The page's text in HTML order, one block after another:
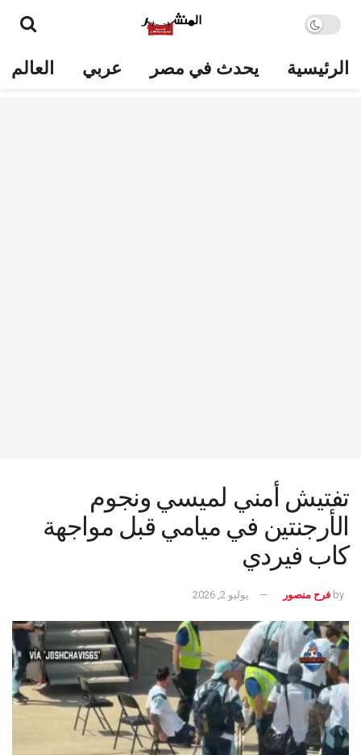
الرئيسية يحدث في مصر عربي العالم
تفتيش أمني لميسي ونجوم
الأرجنتين في ميامي قبل مواجهة
كاب فيردي
by فرح منصور يوليو 2, 2026